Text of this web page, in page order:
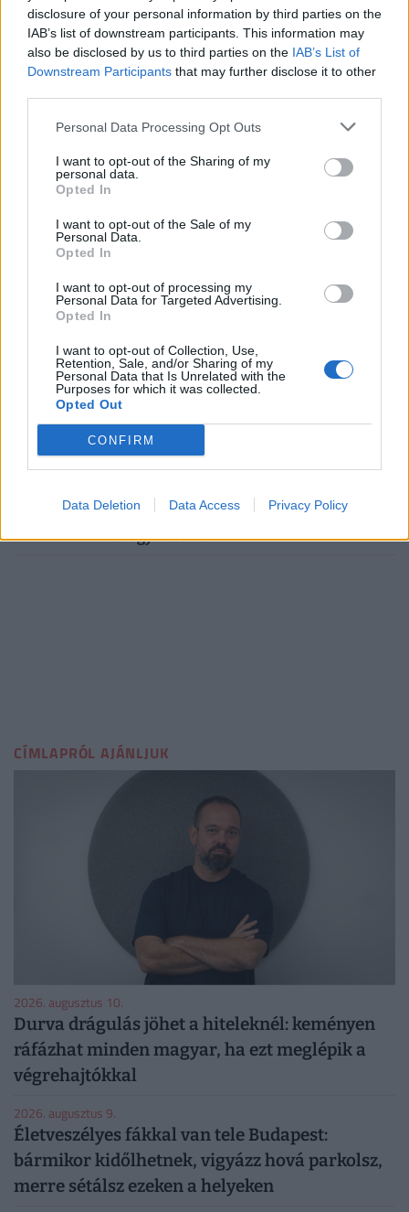
disclosure of your personal information by third parties on the
IAB’s list of downstream participants. This information may
also be disclosed by us to third parties on the IAB’s List of
Downstream Participants that may further disclose it to other
Personal Data Processing Opt Outs
I want to opt-out of the Sharing of my
personal data.
Opted In
I want to opt-out of the Sale of my
Personal Data.
Opted In
I want to opt-out of processing my
Personal Data for Targeted Advertising.
Opted In
I want to opt-out of Collection, Use,
Retention, Sale, and/or Sharing of my
Personal Data that Is Unrelated with the
Purposes for which it was collected.
Opted Out
CONFIRM
Data Deletion Data Access Privacy Policy
Április 30. A méhek napja
Vissza a naptár főoldalra
Hivatalos! Két jelölt közül az egyikük lehet
Magyarországon az új köztársasági elnök jelölt:
hamarosan szavaznak róla
Háromszorosára nőhet a víz ára? Kitálalt a
vízművezér: ennyit kellene fizetnünk egy liter
csapvízért
Friss hírek érkeztek Paksról: megszólalt Magyar
Péter, erre számíthatunk ma estétől
Még nincs vége! Kíméletlen erdőtüzek
pusztítanak világszerte: emberek tízezreit
kellett evakuálni, az oltás még tart
Fesztivál első napján: ezt kell elviselniük a
lakóknak egy héten át
CÍMLAPRÓL AJÁNLJUK
2026. augusztus 10.
Durva drágulás jöhet a hiteleknél: keményen
ráfázhat minden magyar, ha ezt meglépik a
végrehajtókkal
2026. augusztus 9.
Életveszélyes fákkal van tele Budapest:
bármikor kidőlhetnek, vigyázz hová parkolsz,
merre sétálsz ezeken a helyeken